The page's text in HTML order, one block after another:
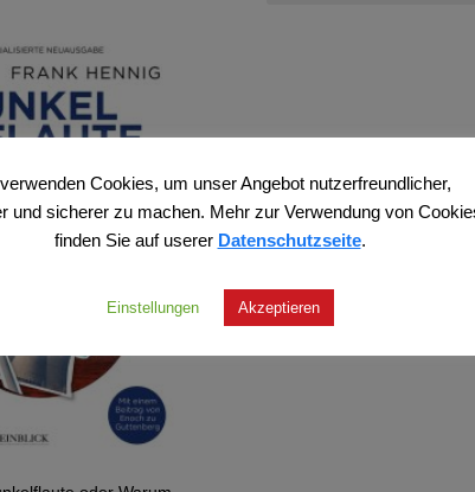
Cookies, um unser Angebot nutzerfreundlicher,
und sicherer zu machen. Mehr zur Verwendung von
finden Sie auf userer Datenschutzseite.
Einstellungen Akzeptieren